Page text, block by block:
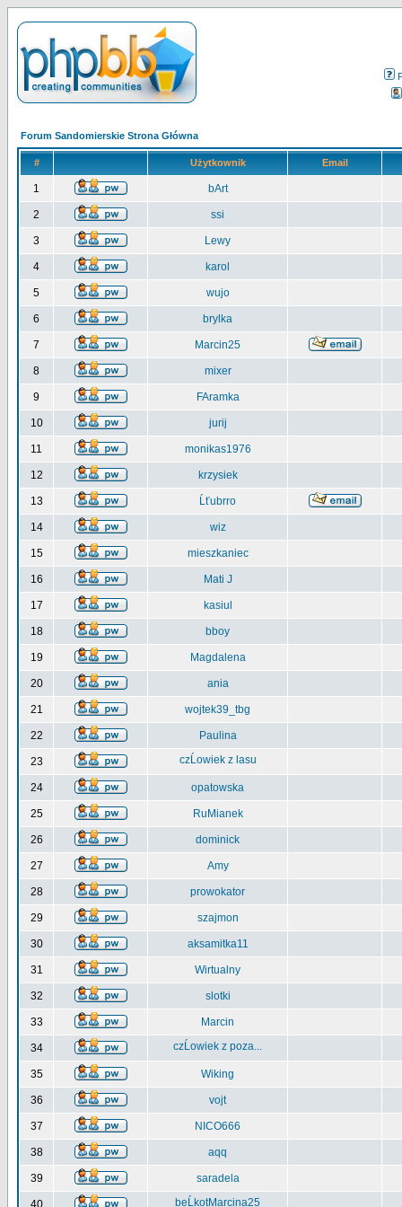
Forum Sandomierskie Strona Główna
# Użytkownik Email
1 bArt
2 ssi
3 Lewy
4 karol
5 wujo
6 brylka
7 Marcin25
8 mixer
9 FAramka
10 jurij
11 monikas1976
12 krzysiek
13 Ĺťubrro
14 wiz
15 mieszkaniec
16 Mati J
17 kasiul
18 bboy
19 Magdalena
20 ania
21 wojtek39_tbg
22 Paulina
23 czĹowiek z lasu
24 opatowska
25 RuMianek
26 dominick
27 Amy
28 prowokator
29 szajmon
30 aksamitka11
31 Wirtualny
32 slotki
33 Marcin
34 czĹowiek z poza...
35 Wiking
36 vojt
37 NICO666
38 aqq
39 saradela
40 beĹkotMarcina25